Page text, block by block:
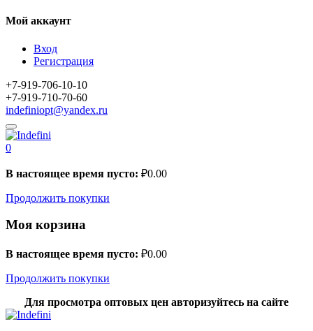
Мой аккаунт
Вход
Регистрация
+7-919-706-10-10
+7-919-710-70-60
indefiniopt@yandex.ru
0
В настоящее время пусто: ₽0.00
Продолжить покупки
Моя корзина
В настоящее время пусто: ₽0.00
Продолжить покупки
Для просмотра оптовых цен авторизуйтесь на сайте